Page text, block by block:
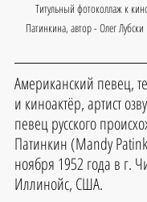
Титульный фотоколлаж к
Патинкина, автор - Олег
Американский певец,
и киноактёр, артист
певец русского
Патинкин (Mandy
ноября 1952 года в г.
Иллинойс, США.